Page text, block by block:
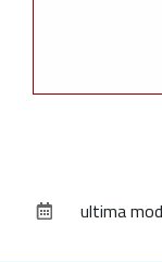
documento
ultima